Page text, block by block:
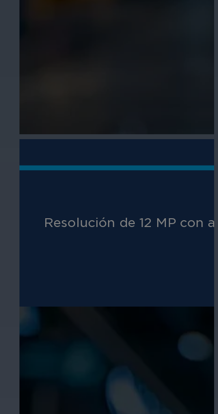
Resolución de 12 MP con